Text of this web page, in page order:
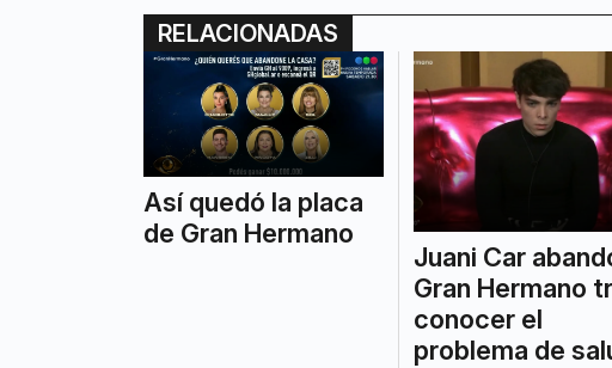
RELACIONADAS
Así quedó la placa
de Gran Hermano
Juani Car
Gran Hermano
conocer el
problema de